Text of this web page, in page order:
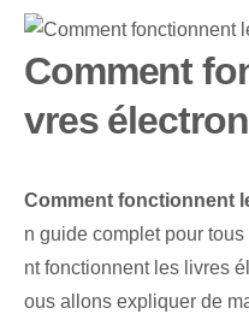
Comment
vres
Comment fonctionnent
n guide complet pour
nt fonctionnent les livres
ous allons expliquer de